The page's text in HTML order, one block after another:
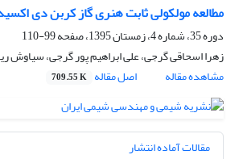
مطالعه مولکولی ثابت هنری گاز کربن دی
دوره 35، شماره 4، زمستان 1395، صفحه
99-110
زهرا اسحاقی گرجی، علی ابراهیم پور گرجی، سیاوش
مشاهده مقاله
اصل مقاله 709.55 K
مقالات آماده انتشار